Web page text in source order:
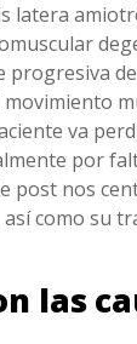
latera
progresiva
va
por
post nos
así como su
las